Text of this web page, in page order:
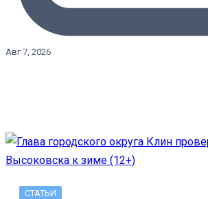
Авг 7, 2026
СТАТЬИ